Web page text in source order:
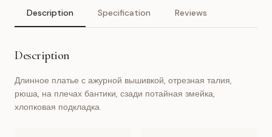
Description Specification Reviews
Description
Длинное платье с ажурной вышивкой, отрезная талия,
рюша, на плечах бантики, сзади потайная змейка,
хлопковая подкладка.